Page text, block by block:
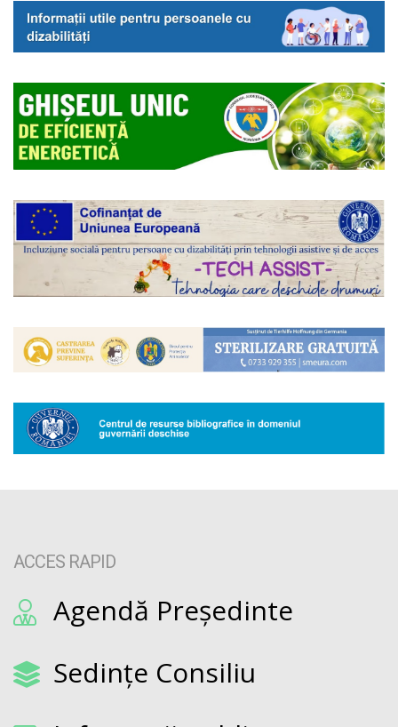
ACCES RAPID
Agendă Președinte
Sedințe Consiliu